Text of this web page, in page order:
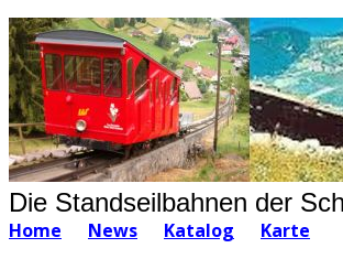
Die Standseilbahnen der
Home News Katalog
Karte